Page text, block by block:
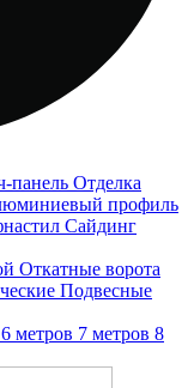
панель Отделка
профиль
Сайдинг
Откатные ворота
Подвесные
6 метров 7 метров 8